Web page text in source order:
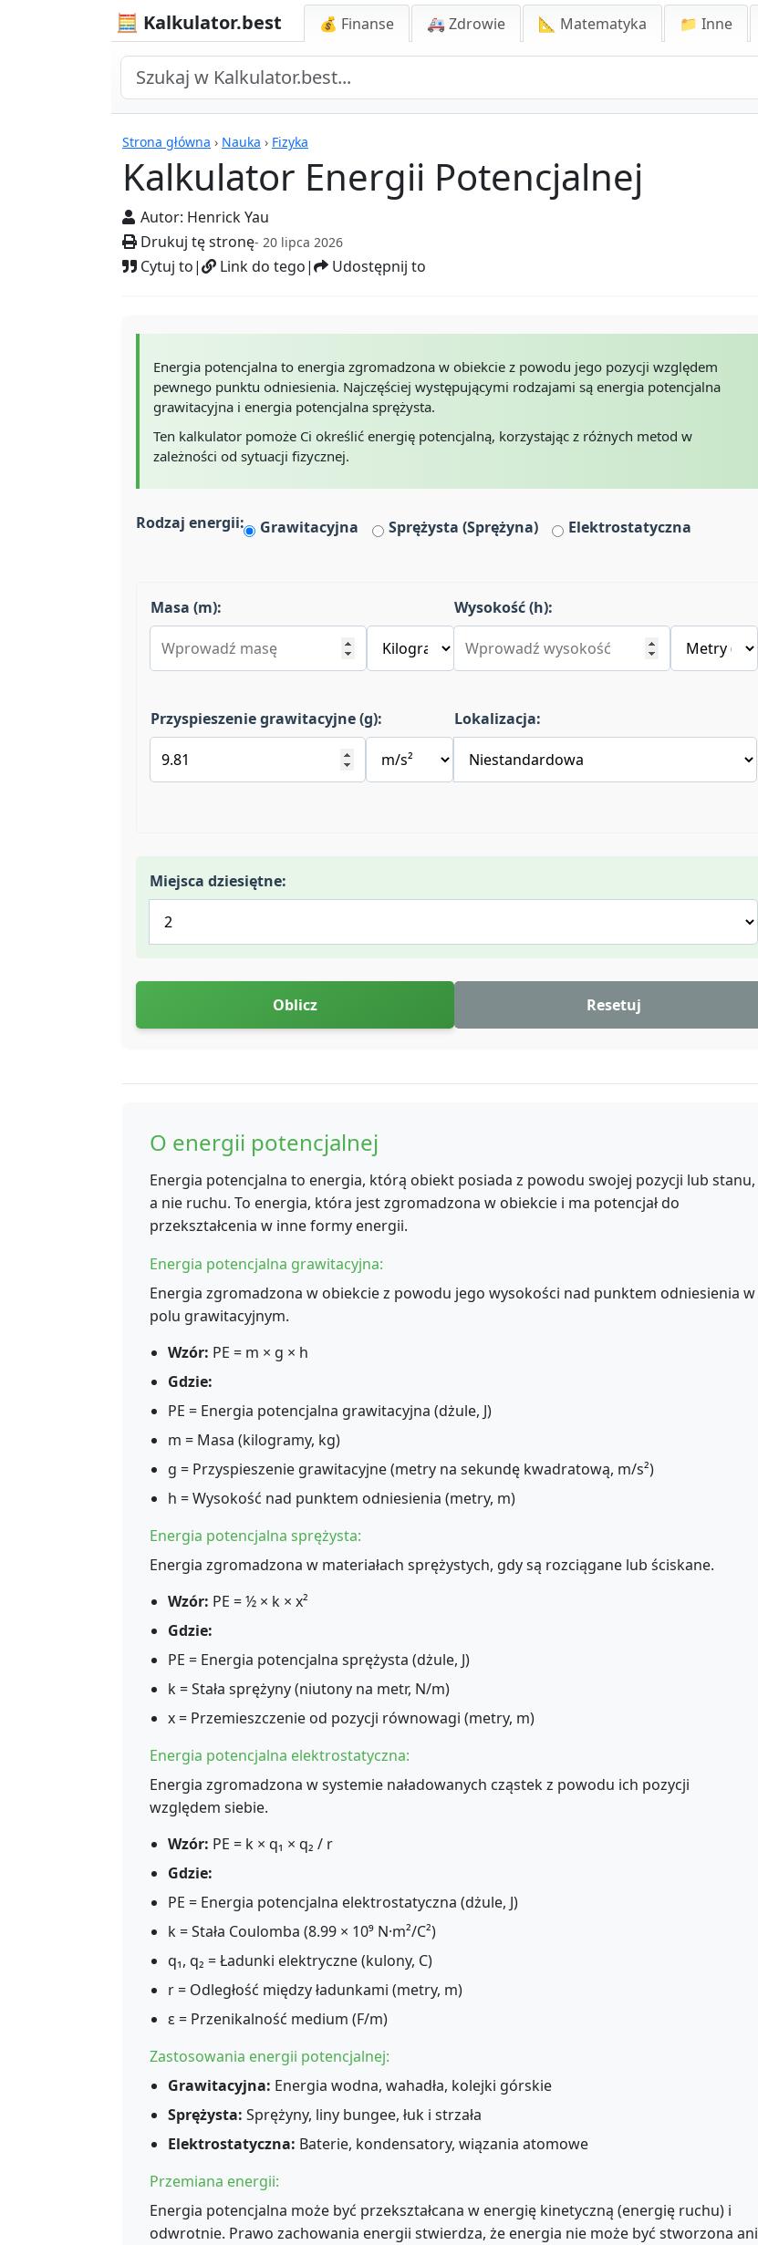
🧮 Kalkulator.best 💰 Finanse 🚑 Zdrowie 📐 Matematyka 📁 Inne
Strona główna › Nauka › Fizyka
Kalkulator Energii Potencjalnej
Autor: Henrick Yau
Drukuj tę stronę- 20 lipca 2026
Cytuj to| Link do tego| Udostępnij to
Kalkulatory
Energia potencjalna to energia zgromadzona w obiekcie z powodu jego pozycji względem
pewnego punktu odniesienia. Najczęściej występującymi rodzajami są energia potencjalna
grawitacyjna i energia potencjalna sprężysta.
Ten kalkulator pomoże Ci określić energię potencjalną, korzystając z różnych metod w
zależności od sytuacji fizycznej.
Rodzaj energii: Grawitacyjna Sprężysta (Sprężyna) Elektrostatyczna
Masa (m): Wysokość (h):
Przyspieszenie grawitacyjne (g): Lokalizacja:
Miejsca dziesiętne:
Oblicz Resetuj
O energii potencjalnej
Energia potencjalna to energia, którą obiekt posiada z powodu swojej pozycji lub stanu,
a nie ruchu. To energia, która jest zgromadzona w obiekcie i ma potencjał do
przekształcenia w inne formy energii.
Energia potencjalna grawitacyjna:
Energia zgromadzona w obiekcie z powodu jego wysokości nad punktem odniesienia w
polu grawitacyjnym.
Wzór: PE = m × g × h
Gdzie:
PE = Energia potencjalna grawitacyjna (dżule, J)
m = Masa (kilogramy, kg)
g = Przyspieszenie grawitacyjne (metry na sekundę kwadratową, m/s²)
h = Wysokość nad punktem odniesienia (metry, m)
Energia potencjalna sprężysta:
Energia zgromadzona w materiałach sprężystych, gdy są rozciągane lub ściskane.
Wzór: PE = ½ × k × x²
Gdzie:
PE = Energia potencjalna sprężysta (dżule, J)
k = Stała sprężyny (niutony na metr, N/m)
x = Przemieszczenie od pozycji równowagi (metry, m)
Energia potencjalna elektrostatyczna:
Energia zgromadzona w systemie naładowanych cząstek z powodu ich pozycji
względem siebie.
Wzór: PE = k × q₁ × q₂ / r
Gdzie:
PE = Energia potencjalna elektrostatyczna (dżule, J)
k = Stała Coulomba (8.99 × 10⁹ N·m²/C²)
q₁, q₂ = Ładunki elektryczne (kulony, C)
r = Odległość między ładunkami (metry, m)
ε = Przenikalność medium (F/m)
Zastosowania energii potencjalnej:
Grawitacyjna: Energia wodna, wahadła, kolejki górskie
Sprężysta: Sprężyny, liny bungee, łuk i strzała
Elektrostatyczna: Baterie, kondensatory, wiązania atomowe
Przemiana energii:
Energia potencjalna może być przekształcana w energię kinetyczną (energię ruchu) i
odwrotnie. Prawo zachowania energii stwierdza, że energia nie może być stworzona ani